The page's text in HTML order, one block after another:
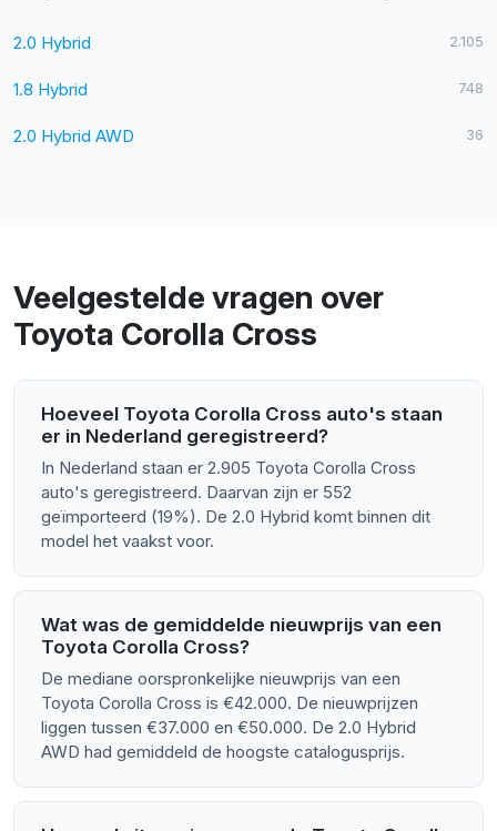
2.0 Hybrid 2.105
1.8 Hybrid 748
2.0 Hybrid AWD 36
Veelgestelde vragen over
Toyota Corolla Cross
Hoeveel Toyota Corolla Cross auto's staan
er in Nederland geregistreerd?
In Nederland staan er 2.905 Toyota Corolla Cross
auto's geregistreerd. Daarvan zijn er 552
geïmporteerd (19%). De 2.0 Hybrid komt binnen dit
model het vaakst voor.
Wat was de gemiddelde nieuwprijs van een
Toyota Corolla Cross?
De mediane oorspronkelijke nieuwprijs van een
Toyota Corolla Cross is €42.000. De nieuwprijzen
liggen tussen €37.000 en €50.000. De 2.0 Hybrid
AWD had gemiddeld de hoogste catalogusprijs.